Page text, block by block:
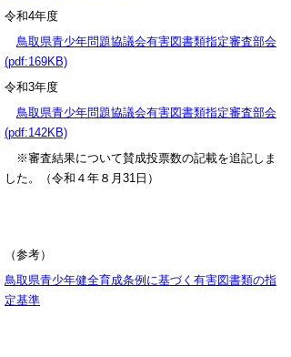
令和4年度
鳥取県青少年問題協議会有害図書類指定審査部会
(pdf:169KB)
令和3年度
鳥取県青少年問題協議会有害図書類指定審査部会
(pdf:142KB)
※審査結果について賛成投票数の記載を追記しま
した。（令和４年８月31日）
（参考）
鳥取県青少年健全育成条例に基づく有害図書類の指
定基準